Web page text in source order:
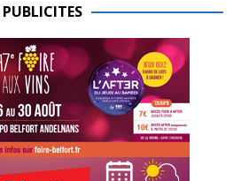
PUBLICITES